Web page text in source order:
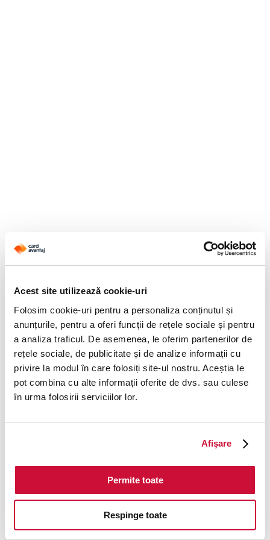
Acest site utilizează cookie-uri
Folosim cookie-uri pentru a personaliza conținutul și
anunțurile, pentru a oferi funcții de rețele sociale și pentru
a analiza traficul. De asemenea, le oferim partenerilor de
rețele sociale, de publicitate și de analize informații cu
privire la modul în care folosiți site-ul nostru. Aceștia le
pot combina cu alte informații oferite de dvs. sau culese
în urma folosirii serviciilor lor.
Afişare
Permite toate
Respinge toate
Application error: aclient-side exception has occurred while
more information).